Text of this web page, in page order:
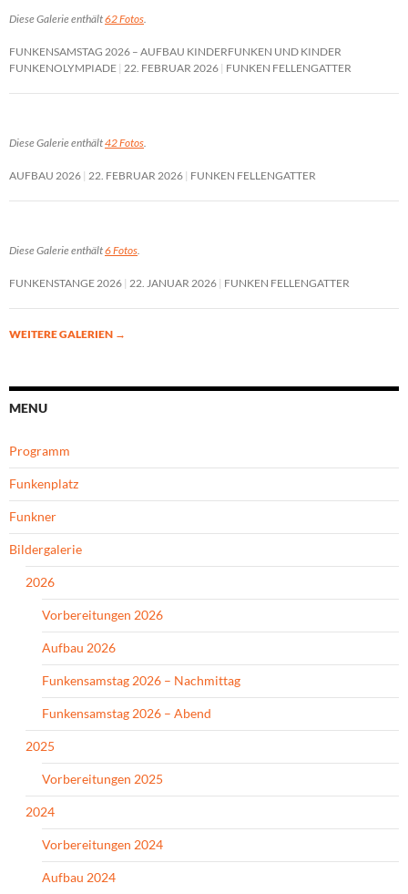
Diese Galerie enthält62 Fotos.
FUNKENSAMSTAG 2026 – AUFBAU KINDERFUNKEN UND KINDER
FUNKENOLYMPIADE 22. FEBRUAR 2026 FUNKEN FELLENGATTER
Diese Galerie enthält42 Fotos.
AUFBAU 2026 22. FEBRUAR 2026 FUNKEN FELLENGATTER
Diese Galerie enthält6 Fotos.
FUNKENSTANGE 2026 22. JANUAR 2026 FUNKEN FELLENGATTER
WEITERE GALERIEN →
MENU
Programm
Funkenplatz
Funkner
Bildergalerie
2026
Vorbereitungen 2026
Aufbau 2026
Funkensamstag 2026 – Nachmittag
Funkensamstag 2026 – Abend
2025
Vorbereitungen 2025
2024
Vorbereitungen 2024
Aufbau 2024